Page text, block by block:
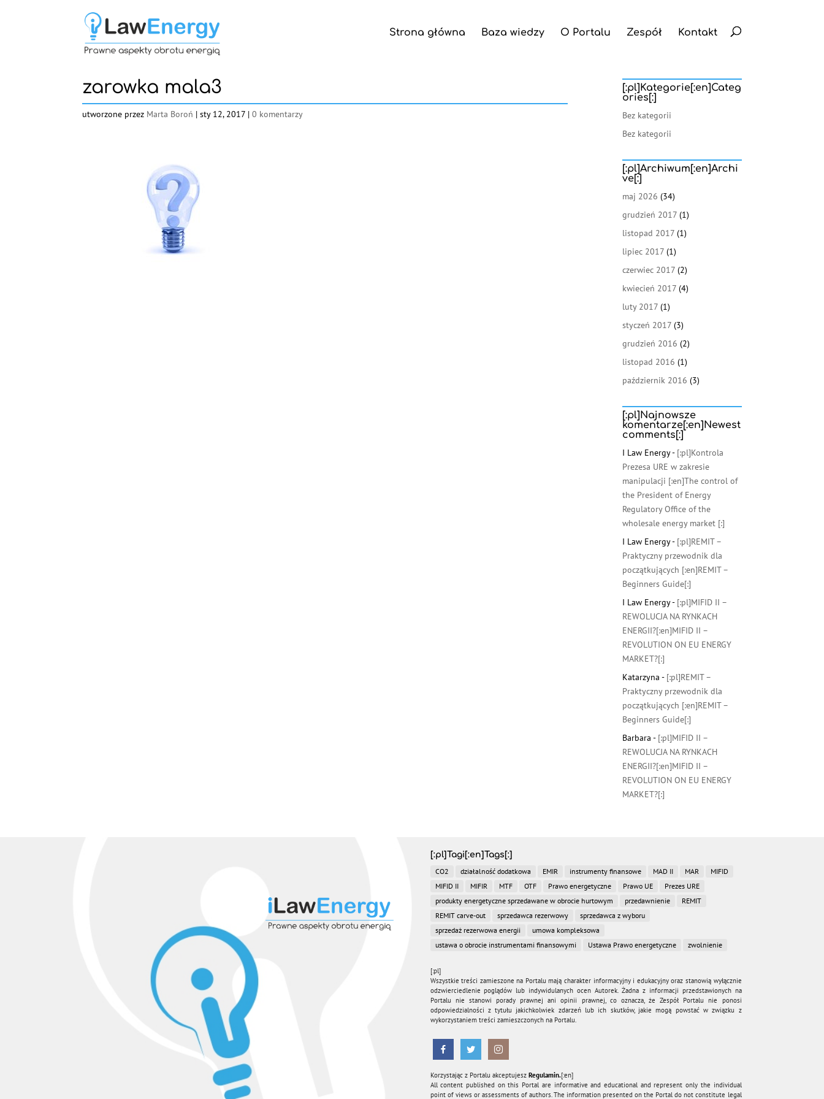
Strona główna Baza wiedzy O Portalu Zespół Kontakt
zarowka mala3
utworzone przez Marta Boroń |sty 12, 2017 |0 komentarzy
[:pl]Kategorie[:en]Categ
ories[:]
Bez kategorii
Bez kategorii
[:pl]Archiwum[:en]Archi
ve[:]
maj 2026 (34)
grudzień 2017 (1)
listopad 2017 (1)
lipiec 2017 (1)
czerwiec 2017 (2)
kwiecień 2017 (4)
luty 2017 (1)
styczeń 2017 (3)
grudzień 2016 (2)
listopad 2016 (1)
październik 2016 (3)
[:pl]Najnowsze
komentarze[:en]Newest
comments[:]
I Law Energy- [:pl]Kontrola
Prezesa URE w zakresie
manipulacji [:en]The control of
the President of Energy
Regulatory Office of the
wholesale energy market [:]
I Law Energy- [:pl]REMIT –
Praktyczny przewodnik dla
początkujących [:en]REMIT –
Beginners Guide[:]
I Law Energy- [:pl]MIFID II –
REWOLUCJA NA RYNKACH
ENERGII?[:en]MIFID II –
REVOLUTION ON EU ENERGY
MARKET?[:]
Katarzyna - [:pl]REMIT –
Praktyczny przewodnik dla
początkujących [:en]REMIT –
Beginners Guide[:]
Barbara - [:pl]MIFID II –
REWOLUCJA NA RYNKACH
ENERGII?[:en]MIFID II –
REVOLUTION ON EU ENERGY
MARKET?[:]
[:pl]Tagi[:en]Tags[:]
CO2
działalność dodatkowa EMIR instrumenty finansowe MAD II MAR
MIFID
MIFID II
MIFIR MTF OTF Prawo energetyczne Prawo UE
Prezes URE
produkty energetyczne sprzedawane w obrocie hurtowym
przedawnienie
REMIT
REMIT carve-out
sprzedawca rezerwowy
sprzedawca z wyboru
sprzedaż rezerwowa energii
umowa kompleksowa
ustawa o obrocie instrumentami finansowymi
Ustawa Prawo energetyczne zwolnienie
[:pl]
Wszystkie treści zamieszone na Portalu mają charakter informacyjny i edukacyjny oraz stanowią wyłącznie
odzwierciedlenie poglądów lub indywidulanych ocen Autorek. Żadna z informacji przedstawionych na
Portalu nie stanowi porady prawnej ani opinii prawnej, co oznacza, że Zespół Portalu nie ponosi
odpowiedzialności z tytułu jakichkolwiek zdarzeń lub ich skutków, jakie mogą powstać w związku z
wykorzystaniem treści zamieszczonych na Portalu.
Korzystając z Portalu akceptujesz Regulamin.[:en]
All content published on this Portal are informative and educational and represent only the individual
point of views or assessments of authors. The information presented on the Portal do not constitute legal